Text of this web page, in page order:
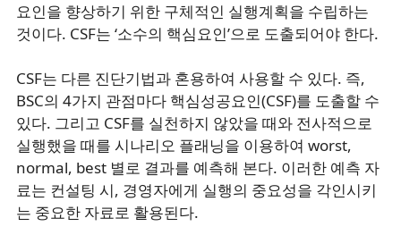
요인을 향상하기 위한 구체적인 실행계획을 수립하는
것이다. CSF는 ‘소수의 핵심요인’으로 도출되어야 한다.
CSF는 다른 진단기법과 혼용하여 사용할 수 있다. 즉,
BSC의 4가지 관점마다 핵심성공요인(CSF)를 도출할 수
있다. 그리고 CSF를 실천하지 않았을 때와 전사적으로
실행했을 때를 시나리오 플래닝을 이용하여 worst,
normal, best 별로 결과를 예측해 본다. 이러한 예측 자
료는 컨설팅 시, 경영자에게 실행의 중요성을 각인시키
는 중요한 자료로 활용된다.